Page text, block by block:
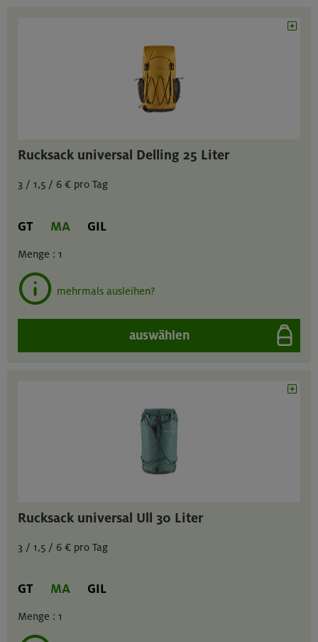
Rucksack universal Delling 25 Liter
3 / 1,5 / 6 € pro Tag
GT MA GIL
Menge : 1
mehrmals ausleihen?
auswählen
Rucksack universal Ull 30 Liter
3 / 1,5 / 6 € pro Tag
GT MA GIL
Menge : 1